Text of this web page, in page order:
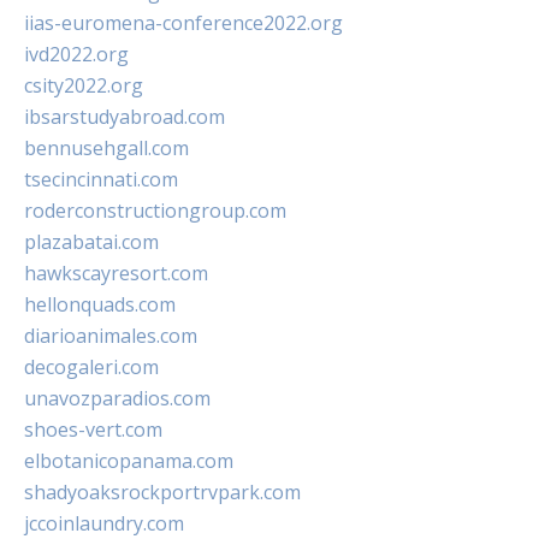
iias-euromena-conference2022.org
ivd2022.org
csity2022.org
ibsarstudyabroad.com
bennusehgall.com
tsecincinnati.com
roderconstructiongroup.com
plazabatai.com
hawkscayresort.com
hellonquads.com
diarioanimales.com
decogaleri.com
unavozparadios.com
shoes-vert.com
elbotanicopanama.com
shadyoaksrockportrvpark.com
jccoinlaundry.com